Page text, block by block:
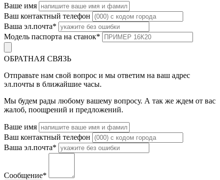
Ваше имя
Ваш контактный телефон
Ваша эл.почта*
Модель паспорта на станок*
ОБРАТНАЯ СВЯЗЬ
Отправьте нам свой вопрос и мы ответим на ваш адрес
эл.почты в ближайшие часы.
Мы будем рады любому вашему вопросу. А так же ждем от вас
жалоб, поощрений и предложений.
Ваше имя
Ваш контактный телефон
Ваша эл.почта*
Сообщение*